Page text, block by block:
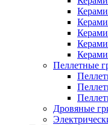
Пеллетные
Дровяные